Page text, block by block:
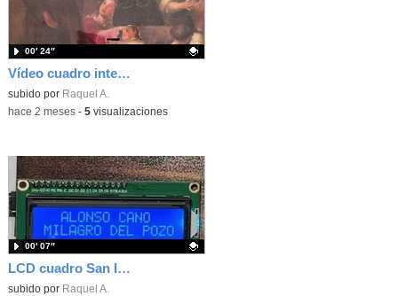
Vídeo cuadro interactivo San Isidro
Contenido educativo.
subido por Raquel A.
00′ 24″
-hace 2 meses- 5visualizaciones
LCD cuadro San Isidro, Arduino
Contenido educativo.
subido por Raquel A.
00′ 07″